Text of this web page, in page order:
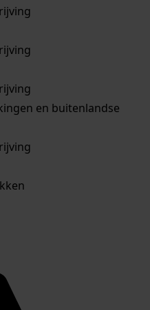
en buitenlandse